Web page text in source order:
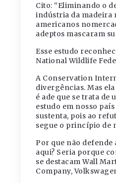
Cito: “Eliminando o
indústria da madeira
americanos
adeptos mascaram
Esse estudo
National Wildlife
A Conservation
divergências. Mas
é ade que se trata
estudo em nosso
sustenta, pois ao
segue o princípio de
Por que não defende
aqui? Seria porque
se destacam Wall
Company,